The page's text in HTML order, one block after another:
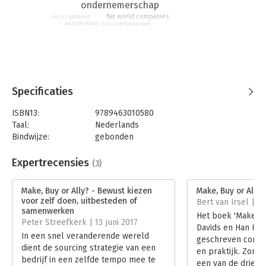
ondernemerschap en creativiteit.
ondernemerschap
flat world companies
concurrentievoordeel
waardecreatie
sourcingsbeleid
Specificaties
ISBN13:
9789463010580
Taal:
Nederlands
Bindwijze:
gebonden
Uitgever:
Eburon Business
Verschijningsdatum:
20-7-2016
Hoofdrubriek:
Expertrecensies (3)
Make, Buy or Ally? - Bewust kiezen
voor zelf doen, uitbesteden of
samenwerken
Peter Streefkerk | 13 juni 2017
In een snel veranderende wereld
dient de sourcing strategie van een
bedrijf in een zelfde tempo mee te
Make, Buy or Ally?
Bert van Irsel |
Het boek 'Make,
Davids en Han
geschreven
en praktijk.
een van de drie